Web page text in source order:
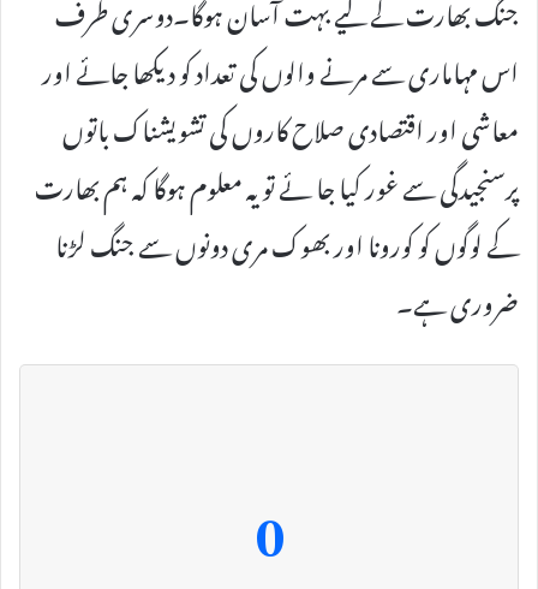
اس مہاماری سے مرنے والوں کی تعداد کو دیکھا جائے اور
معاشی اور اقتصادی صلاح کاروں کی تشویشناک باتوں
پرسنجیدگی سے غور کیا جا ئے تو یہ معلوم ہوگا کہ ہم بھارت
کے لوگوں کو کورونا اور بھوک مری دونوں سے جنگ لڑنا
ضروری ہے۔
0